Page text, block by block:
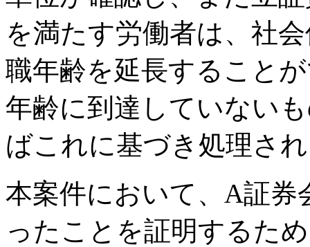
を満たす労働者は、社
職年齢を延長すること
年齢に到達していない
ばこれに基づき処理さ
本案件において、A証券
ったことを証明するた